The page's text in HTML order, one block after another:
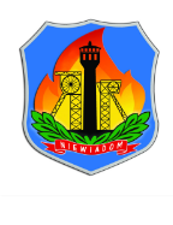
Przejdź
do
treści